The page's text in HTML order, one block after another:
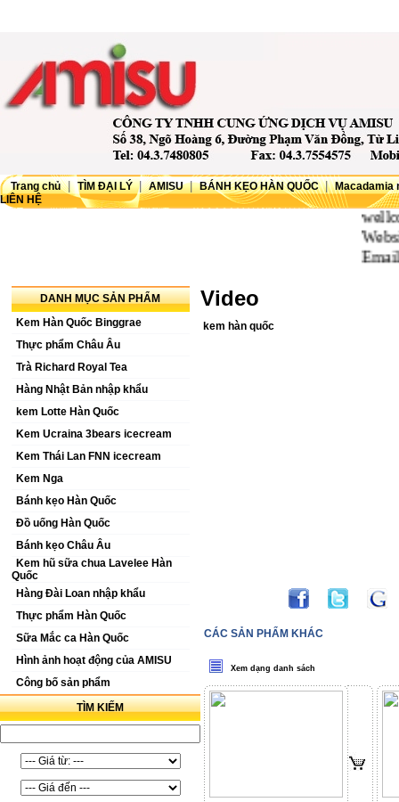
Trang chủ | TÌM ĐẠI LÝ | AMISU | BÁNH KẸO HÀN QUỐC | Macadamia
LIÊN HỆ
Website:
Email:
DANH MỤC SẢN PHẨM
Kem Hàn Quốc Binggrae
Thực phẩm Châu Âu
Trà Richard Royal Tea
Hàng Nhật Bản nhập khẩu
kem Lotte Hàn Quốc
Kem Ucraina 3bears icecream
Kem Thái Lan FNN icecream
Kem Nga
Bánh kẹo Hàn Quốc
Đồ uống Hàn Quốc
Bánh kẹo Châu Âu
Kem hũ sữa chua Lavelee Hàn
Quốc
Hàng Đài Loan nhập khẩu
Thực phẩm Hàn Quốc
Sữa Mắc ca Hàn Quốc
Hình ảnh hoạt động của AMISU
Công bố sản phẩm
TÌM KIẾM
Video
kem hàn quốc
CÁC SẢN PHẨM KHÁC
Xem dạng danh sách